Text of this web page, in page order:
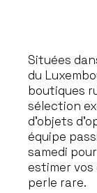
Situées
du
boutiques
sélection
d’objets
équipe
samedi
estimer
perle rare.